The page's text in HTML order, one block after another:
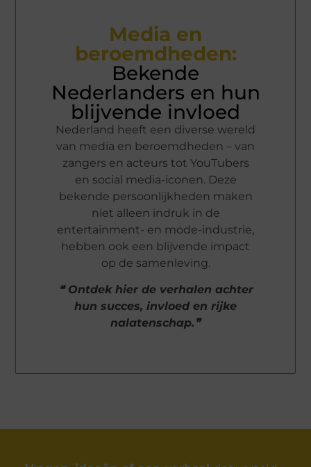
Media en
beroemdheden:
Bekende
Nederlanders en hun
blijvende invloed
Nederland heeft een diverse wereld
van media en beroemdheden – van
zangers en acteurs tot YouTubers
en social media-iconen. Deze
bekende persoonlijkheden maken
niet alleen indruk in de
entertainment- en mode-industrie,
hebben ook een blijvende impact
op de samenleving.
❝ Ontdek hier de verhalen achter
hun succes, invloed en rijke
nalatenschap.❞